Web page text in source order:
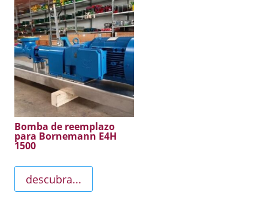
Bomba de reemplazo
para Bornemann E4H
1500
descubra...